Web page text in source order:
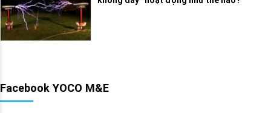
Facebook YOCO M&E